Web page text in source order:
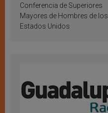
Conferencia de Superiores
Mayores de Hombres de los
Estados Unidos